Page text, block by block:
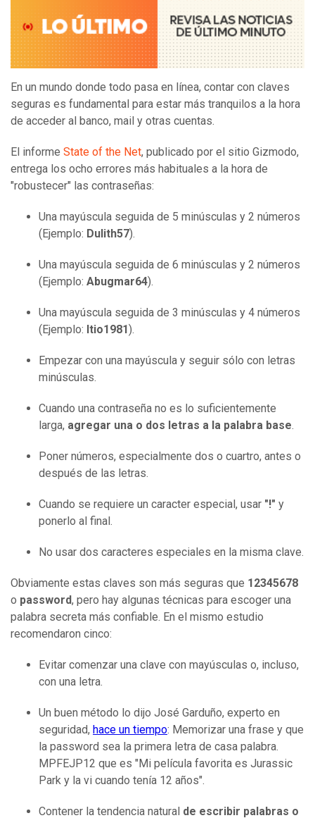
En un mundo donde todo pasa en línea, contar con claves
seguras es fundamental para estar más tranquilos a la hora
de acceder al banco, mail y otras cuentas.
El informe State of the Net, publicado por el sitio Gizmodo,
entrega los ocho errores más habituales a la hora de
"robustecer" las contraseñas:
Una mayúscula seguida de 5 minúsculas y 2 números
(Ejemplo: Dulith57).
Una mayúscula seguida de 6 minúsculas y 2 números
(Ejemplo: Abugmar64).
Una mayúscula seguida de 3 minúsculas y 4 números
(Ejemplo: Itio1981).
Empezar con una mayúscula y seguir sólo con letras
minúsculas.
Cuando una contraseña no es lo suficientemente
larga, agregar una o dos letras a la palabra base.
Poner números, especialmente dos o cuartro, antes o
después de las letras.
Cuando se requiere un caracter especial, usar "!" y
ponerlo al final.
No usar dos caracteres especiales en la misma clave.
Obviamente estas claves son más seguras que 12345678
o password, pero hay algunas técnicas para escoger una
palabra secreta más confiable. En el mismo estudio
recomendaron cinco:
Evitar comenzar una clave con mayúsculas o, incluso,
con una letra.
Un buen método lo dijo José Garduño, experto en
seguridad, hace un tiempo: Memorizar una frase y que
la password sea la primera letra de casa palabra.
MPFEJP12 que es "Mi película favorita es Jurassic
Park y la vi cuando tenía 12 años".
Contener la tendencia natural de escribir palabras o